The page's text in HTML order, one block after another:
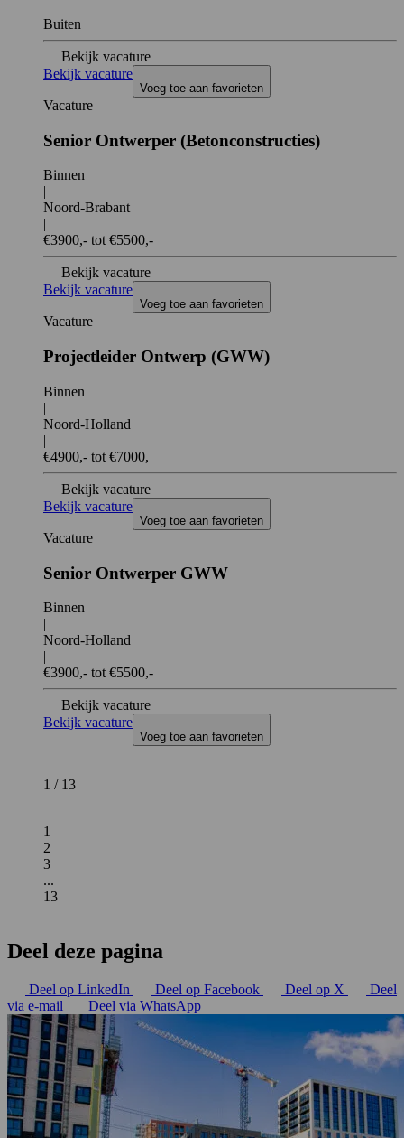
Buiten
Bekijk vacature
Bekijk vacature
Voeg toe aan favorieten
Vacature
Senior Ontwerper (Betonconstructies)
Binnen
|
Noord-Brabant
|
€3900,- tot €5500,-
Bekijk vacature
Bekijk vacature
Voeg toe aan favorieten
Vacature
Projectleider Ontwerp (GWW)
Binnen
|
Noord-Holland
|
€4900,- tot €7000,
Bekijk vacature
Bekijk vacature
Voeg toe aan favorieten
Vacature
Senior Ontwerper GWW
Binnen
|
Noord-Holland
|
€3900,- tot €5500,-
Bekijk vacature
Bekijk vacature
Voeg toe aan favorieten
1 / 13
1
2
3
...
13
Deel deze pagina
Deel op LinkedIn Deel op Facebook Deel op X
Deel
via e-mail
Deel via WhatsApp